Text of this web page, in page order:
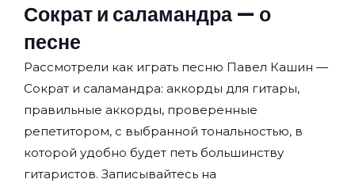
Сократ и саламандра — о
песне
Рассмотрели как играть песню Павел Кашин —
Сократ и саламандра: аккорды для гитары,
правильные аккорды, проверенные
репетитором, с выбранной тональностью, в
которой удобно будет петь большинству
гитаристов. Записывайтесь на